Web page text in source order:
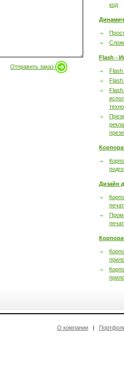
Отправить заказ
код
Flash -
Flash
Дизайн
О компании|